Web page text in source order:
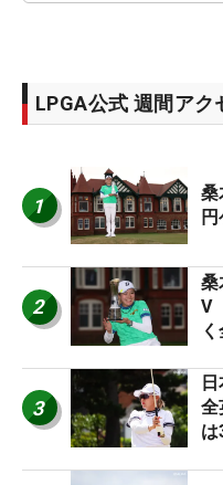
LPGA公式 週間ア
1
桑
2
桑
V
3